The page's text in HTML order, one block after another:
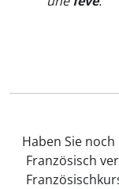
Haben Sie
Französisch